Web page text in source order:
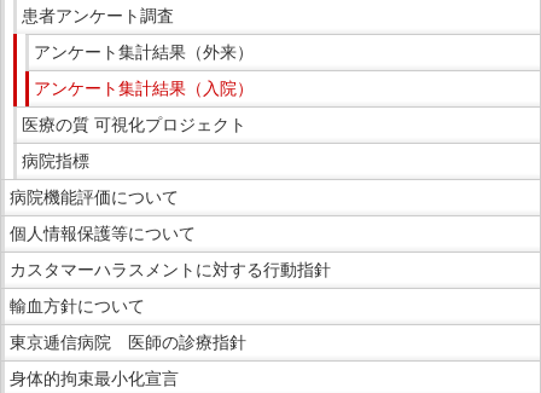
患者アンケート調査
アンケート集計結果（外来）
アンケート集計結果（入院）
医療の質 可視化プロジェクト
病院指標
病院機能評価について
個人情報保護等について
カスタマーハラスメントに対する行動指針
輸血方針について
東京逓信病院 医師の診療指針
身体的拘束最小化宣言